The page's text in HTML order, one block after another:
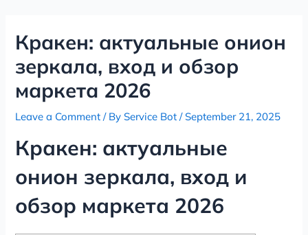
contentКракен: актуальные онион
зеркала, вход и обзор
маркета 2026
Leave a Comment / ByService Bot/September 21, 2025
Кракен: актуальные
онион зеркала, вход и
обзор маркета 2026